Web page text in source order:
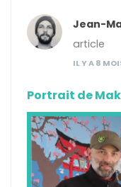
Jean-
article
IL Y A 8
Portrait de